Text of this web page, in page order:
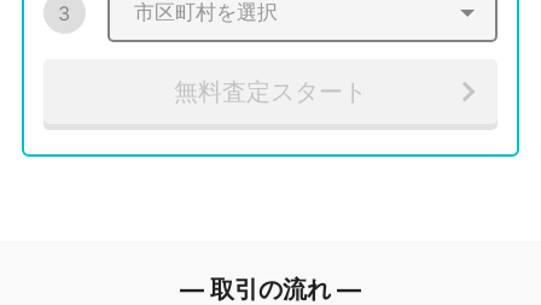
3
無料査定スタート
― 取引の流れ ―